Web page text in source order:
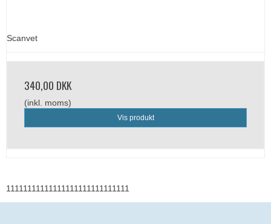
Scanvet
340,00 DKK
(inkl. moms)
Vis produkt
11111111111111111111111111111